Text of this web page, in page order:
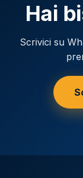
Hai
Scrivici su